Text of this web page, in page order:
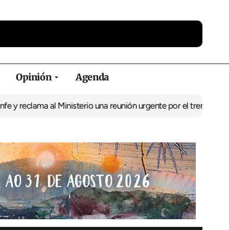
Opinión Agenda
al Ministerio una reunión urgente por el trenEl BNG exige la